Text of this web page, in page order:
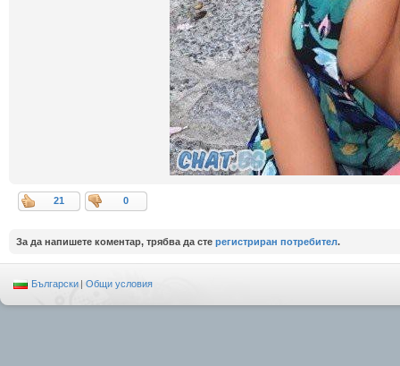
21 0
За да напишете коментар, трябва да сте регистриран потребител.
Български | Общи условия